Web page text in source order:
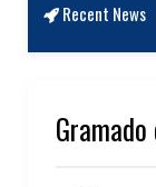
Recent News
4ª casa sobre